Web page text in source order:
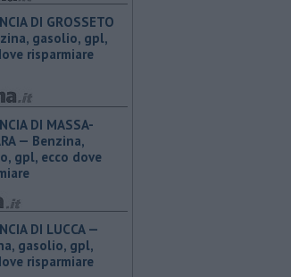
DI GROSSETO
gasolio, gpl,
risparmiare
DI MASSA-
— ​Benzina,
gpl, ecco dove
DI LUCCA —
gasolio, gpl,
risparmiare